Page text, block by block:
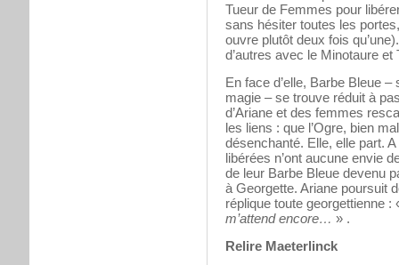
Tueur de Femmes pour
sans hésiter toutes les
ouvre plutôt deux fois
d’autres avec le Minotaure et
En face d’elle, Barbe Bleue
magie – se trouve réduit à
d’Ariane et des femmes
les liens : que l’Ogre, bien
désenchanté. Elle, elle part.
libérées n’ont aucune envie
de leur Barbe Bleue devenu
à Georgette. Ariane poursuit
réplique toute georgettienne :
m’attend encore… » .
Relire Maeterlinck